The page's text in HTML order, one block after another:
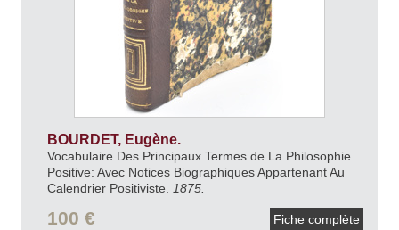
BOURDET, Eugène.
Vocabulaire Des Principaux Termes de La Philosophie
Positive: Avec Notices Biographiques Appartenant Au
Calendrier Positiviste.
1875.
100 € Fiche complète